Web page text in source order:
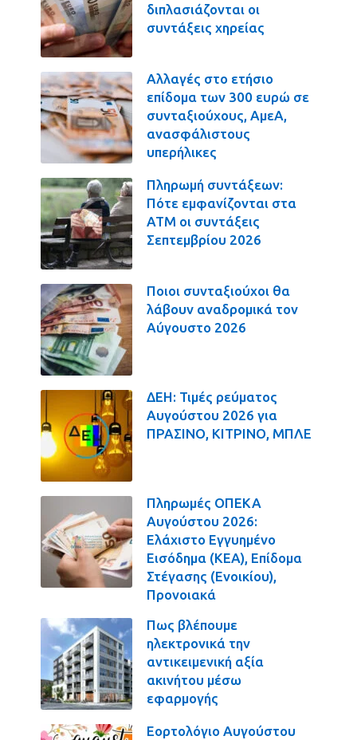
διπλασιάζονται οι
συντάξεις χηρείας
Αλλαγές στο ετήσιο
επίδομα των 300 ευρώ σε
συνταξιούχους, ΑμεΑ,
ανασφάλιστους
υπερήλικες
Πληρωμή συντάξεων:
Πότε εμφανίζονται στα
ΑΤΜ οι συντάξεις
Σεπτεμβρίου 2026
Ποιοι συνταξιούχοι θα
λάβουν αναδρομικά τον
Αύγουστο 2026
ΔΕΗ: Τιμές ρεύματος
Αυγούστου 2026 για
ΠΡΑΣΙΝΟ, ΚΙΤΡΙΝΟ, ΜΠΛΕ
Πληρωμές ΟΠΕΚΑ
Αυγούστου 2026:
Ελάχιστο Εγγυημένο
Εισόδημα (ΚΕΑ), Επίδομα
Στέγασης (Ενοικίου),
Προνοιακά
Πως βλέπουμε
ηλεκτρονικά την
αντικειμενική αξία
ακινήτου μέσω
εφαρμογής
Εορτολόγιο Αυγούστου